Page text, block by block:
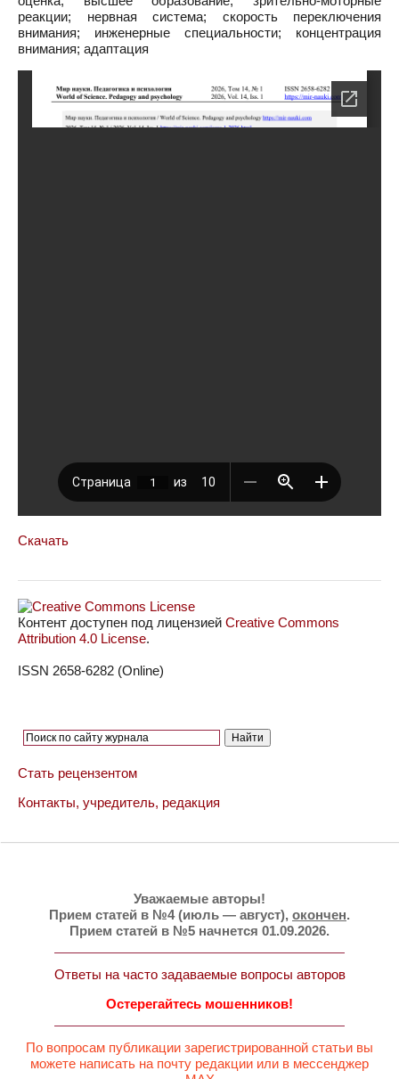
реакции; нервная система; скорость переключения
внимания; инженерные специальности; концентрация
внимания; адаптация
Скачать
Контент доступен под лицензией Creative Commons
Attribution 4.0 License.
ISSN 2658-6282 (Online)
Стать рецензентом
Контакты, учредитель, редакция
Уважаемые авторы!
Прием статей в №4 (июль — август), окончен.
Прием статей в №5 начнется 01.09.2026.
Ответы на часто задаваемые вопросы авторов
Остерегайтесь мошенников!
По вопросам публикации зарегистрированной статьи вы
можете написать на почту редакции или в мессенджер